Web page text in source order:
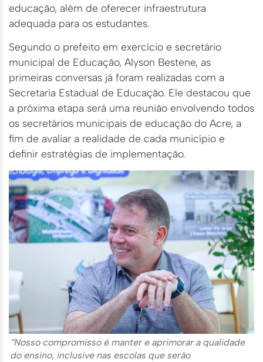
educação, além de oferecer infraestrutura
adequada para os estudantes.
Segundo o prefeito em exercício e secretário
municipal de Educação, Alyson Bestene, as
primeiras conversas já foram realizadas com a
Secretaria Estadual de Educação. Ele destacou que
a próxima etapa será uma reunião envolvendo todos
os secretários municipais de educação do Acre, a
fim de avaliar a realidade de cada município e
definir estratégias de implementação.
“Nosso compromisso é manter e aprimorar a qualidade
do ensino, inclusive nas escolas que serão